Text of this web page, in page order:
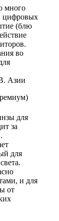
много
цифровых
(блю
во
Азии
для
за
для
и для
от